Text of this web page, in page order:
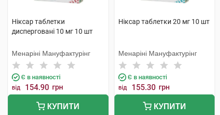
Ніксар таблетки
дисперговані 10 мг 10 шт
Менаріні Мануфактурінг
Є в наявності
від 154.90 грн
КУПИТИ
Ніксар таблетки 20 мг 10 шт
Менаріні Мануфактурінг
Є в наявності
від 155.30 грн
КУПИТИ